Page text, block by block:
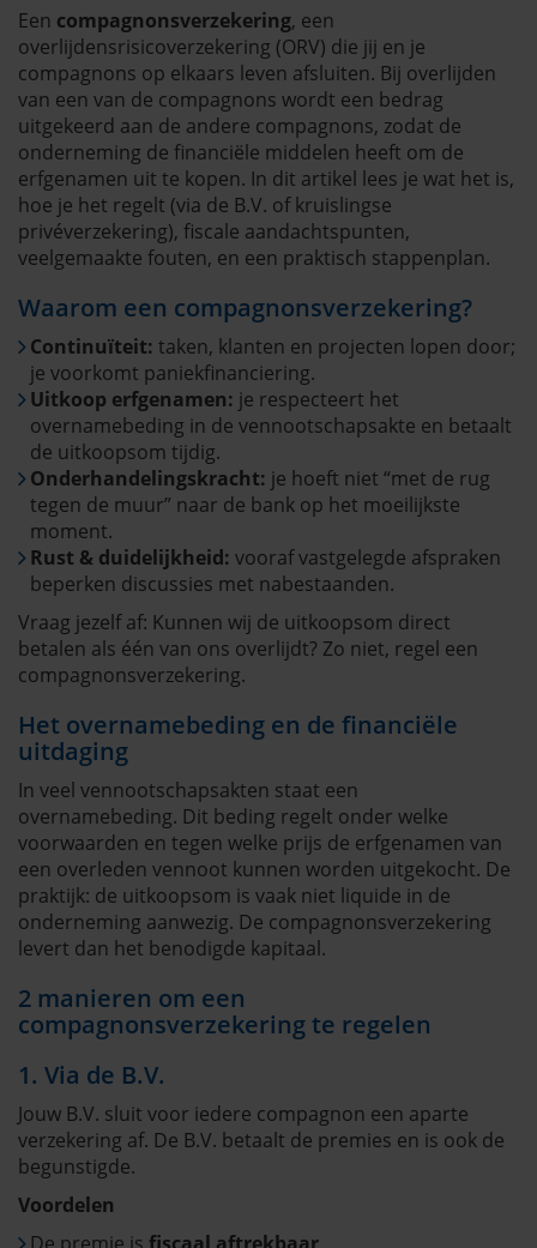
Een compagnonsverzekering, een
overlijdensrisicoverzekering (ORV) die jij en je
compagnons op elkaars leven afsluiten. Bij overlijden
van een van de compagnons wordt een bedrag
uitgekeerd aan de andere compagnons, zodat de
onderneming de financiële middelen heeft om de
erfgenamen uit te kopen. In dit artikel lees je wat het is,
hoe je het regelt (via de B.V. of kruislingse
privéverzekering), fiscale aandachtspunten,
veelgemaakte fouten, en een praktisch stappenplan.
Waarom een compagnonsverzekering?
Continuïteit: taken, klanten en projecten lopen door;
je voorkomt paniekfinanciering.
Uitkoop erfgenamen: je respecteert het
overnamebeding in de vennootschapsakte en betaalt
de uitkoopsom tijdig.
Onderhandelingskracht: je hoeft niet “met de rug
tegen de muur” naar de bank op het moeilijkste
moment.
Rust & duidelijkheid: vooraf vastgelegde afspraken
beperken discussies met nabestaanden.
Vraag jezelf af: Kunnen wij de uitkoopsom direct
betalen als één van ons overlijdt? Zo niet, regel een
compagnonsverzekering.
Het overnamebeding en de financiële
uitdaging
In veel vennootschapsakten staat een
overnamebeding. Dit beding regelt onder welke
voorwaarden en tegen welke prijs de erfgenamen van
een overleden vennoot kunnen worden uitgekocht. De
praktijk: de uitkoopsom is vaak niet liquide in de
onderneming aanwezig. De compagnonsverzekering
levert dan het benodigde kapitaal.
2 manieren om een
compagnonsverzekering te regelen
1. Via de B.V.
Jouw B.V. sluit voor iedere compagnon een aparte
verzekering af. De B.V. betaalt de premies en is ook de
begunstigde.
Voordelen